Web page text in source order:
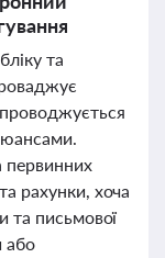
та
первинних
рахунки, хоча
та письмової
або